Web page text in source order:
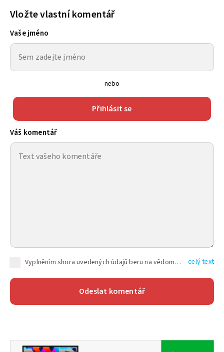
Vložte vlastní komentář
Vaše jméno
nebo
Přihlásit se
Váš komentář
Vyplněním shora uvedených údajů beru na vědomí, že společnost TEXT FACTORY s.r.o., sídlem Brno, Durďákova 336/29, Černá Pole, PSČ: 613 00, IČ: 06157831, zapsané u Krajského soudu v Brně, oddíl C, vložka 100399, bude zpracovávat mé osobní údaje uvedené v rámci mnou vyplněného registračního formuláře na základě oprávněných zájmů TEXT FACTORY s.r.o. dle čl. 6 odst. 1 písm. f) GDPR a pro splnění právních povinností (čl. 6 odst. 1 písm. c) GDPR), a to pro tyto účely: nezbytnost zajistit oprávnění návštěvníka webových stránek provozovaných společností TEXT FACTORY s.r.o. přispívat aktivně ke zveřejněným článkům nebo v rámci diskusních fór a výkon práv TEXT FACTORY s.r.o. jako administrátora těchto diskusních fór. Více informací o zpracování osobních údajů a právech lze nalézt v celý text